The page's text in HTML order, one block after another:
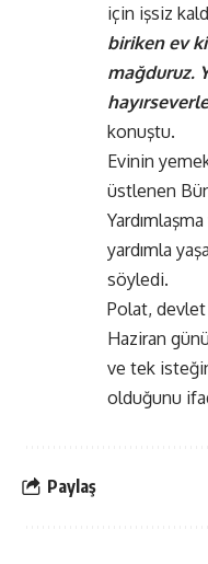
için işsiz
biriken ev
mağduruz.
konuştu.
Evinin
üstlenen
Yardımlaşma
yardımla
söyledi.
Polat,
Haziran
ve tek
olduğunu
Paylaş